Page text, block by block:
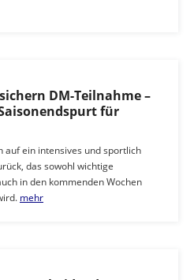
DM-Teilnahme –
für
auf ein intensives und sportlich
das sowohl wichtige
in den kommenden Wochen
mehr